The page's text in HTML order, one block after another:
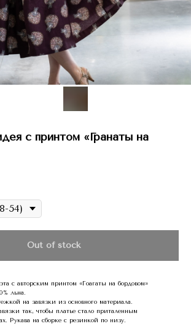
с принтом «Гранаты на
Out of stock
с авторским принтом «Гоагаты на бордовом»
льна.
на завязки из основного материала.
так, чтобы платье стало приталенным
Рукава на сборке с резинкой по низу.